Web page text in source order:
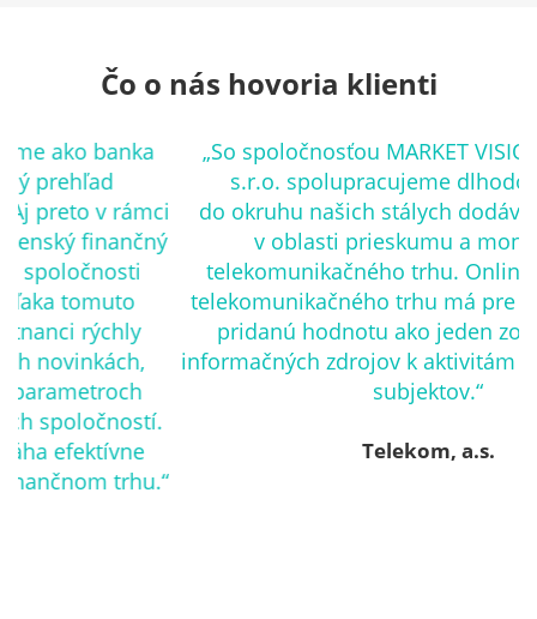
Čo o nás hovoria klienti
„So spoločnosťou MARKET VISION SLOVAKIA,
s.r.o. spolupracujeme dlhodobo a patrí
do okruhu našich stálych dodávateľov služieb
v oblasti prieskumu a monitoringu
telekomunikačného trhu. Online monitoring
telekomunikačného trhu má pre nás významnú
pridanú hodnotu ako jeden zo základných
informačných zdrojov k aktivitám konkurenčných